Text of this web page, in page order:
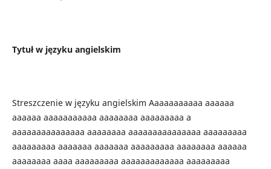
Tytuł w języku angielskim
Streszczenie w języku angielskim Aaaaaaaaaaa aaaaaa
aaaaaa aaaaaaaaaaa aaaaaaaa aaaaaaaaa a
aaaaaaaaaaaaaaa aaaaaaaa aaaaaaaaaaaaaaa aaaaaaaaa
aaaaaaaaa aaaaaaa aaaaaaa aaaaaaaaa aaaaaaaa aaaaaa
aaaaaaaa aaaa aaaaaaaaa aaaaaaaaaaaaa aaaaaaaaa